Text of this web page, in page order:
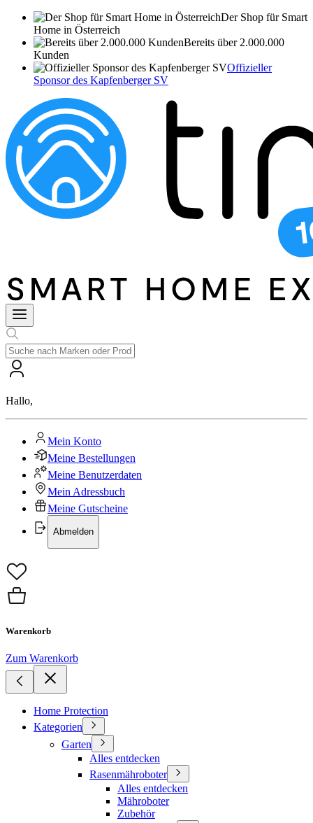
Der Shop für Smart
Home in Österreich
Bereits über 2.000.000
Kunden
Offizieller
Sponsor des Kapfenberger SV
Hallo,
Mein Konto
Meine Bestellungen
Meine Benutzerdaten
Mein Adressbuch
Meine Gutscheine
Abmelden
Warenkorb
Zum Warenkorb
Home Protection
Kategorien
Garten
Alles entdecken
Rasenmähroboter
Alles entdecken
Mähroboter
Zubehör